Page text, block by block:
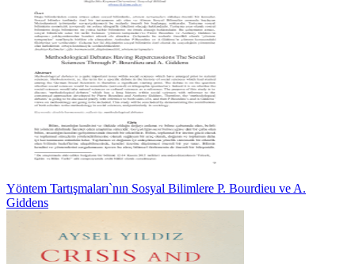
Yöntem Tartışmaları`nın Sosyal Bilimlere P. Bourdieu ve A.
Giddens